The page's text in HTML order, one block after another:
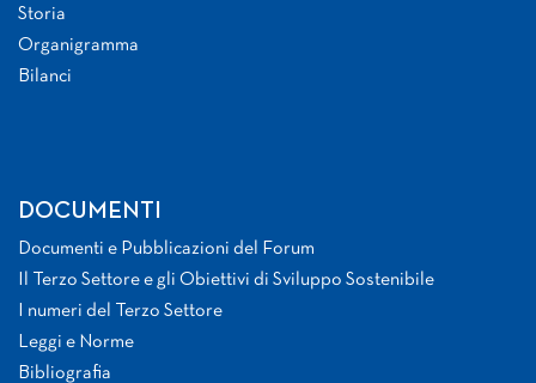
Storia
Organigramma
Bilanci
DOCUMENTI
Documenti e Pubblicazioni del Forum
Il Terzo Settore e gli Obiettivi di Sviluppo Sostenibile
I numeri del Terzo Settore
Leggi e Norme
Bibliografia